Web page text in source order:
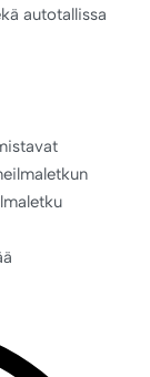
autotallissa